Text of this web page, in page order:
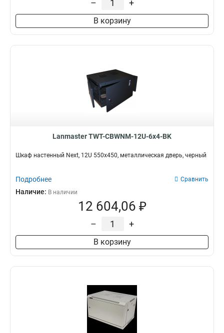
– +
В корзину
Lanmaster TWT-CBWNM-12U-6x4-BK
Шкаф настенный Next, 12U 550x450, металлическая дверь, черный
Подробнее Сравнить
Наличие: В наличии
12 604,06 ₽
– +
В корзину